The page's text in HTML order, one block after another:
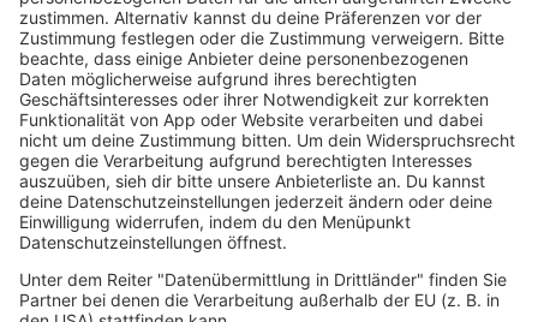
House
Ibiza
Loveparade
Lovesongs
Mayday
Rave
Reggae
RnB Ballads
Rock
Soul & RnB
Techno